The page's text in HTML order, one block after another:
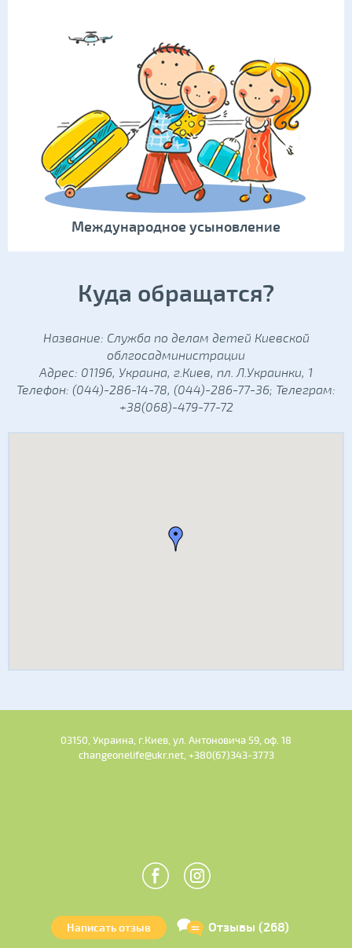
Международное усыновление
Куда обращатся?
Название: Служба по делам детей Киевской
облгосадминистрации
Адрес: 01196, Украина, г.Киев, пл. Л.Украинки, 1
Телефон: (044)-286-14-78, (044)-286-77-36; Телеграм:
+38(068)-479-77-72
03150, Украина, г.Киев, ул. Антоновича 59, оф. 18
changeonelife@ukr.net, +380(67)343-3773
Написать отзыв Отзывы (268)